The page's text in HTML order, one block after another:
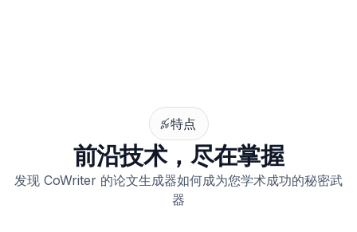
特点
前沿技术，尽在掌握
发现 CoWriter 的论文生成器如何成为您学术成功的秘密武
器